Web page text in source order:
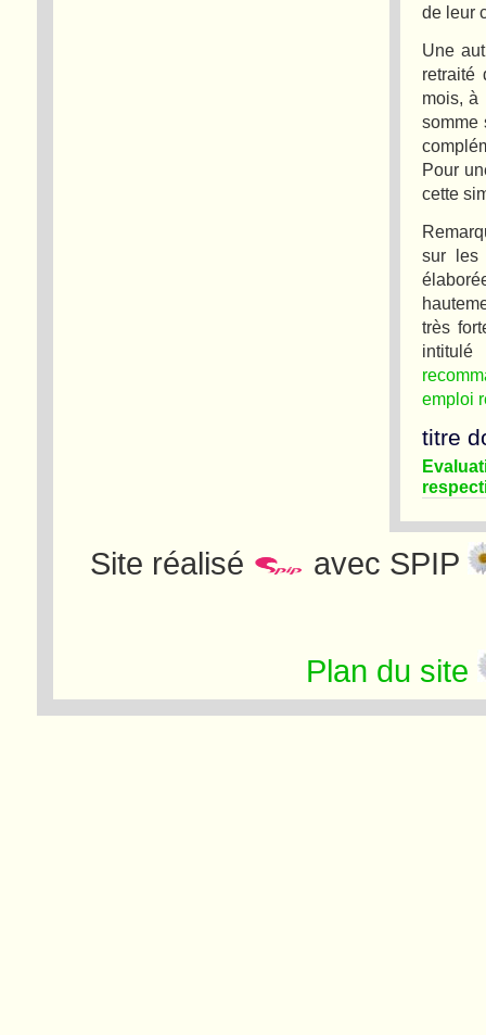
de leur
Une
retraité
mois, à
somme
Pour
cette
sur les
très
emploi
titre
Site réalisé avec SPIP
Plan du site